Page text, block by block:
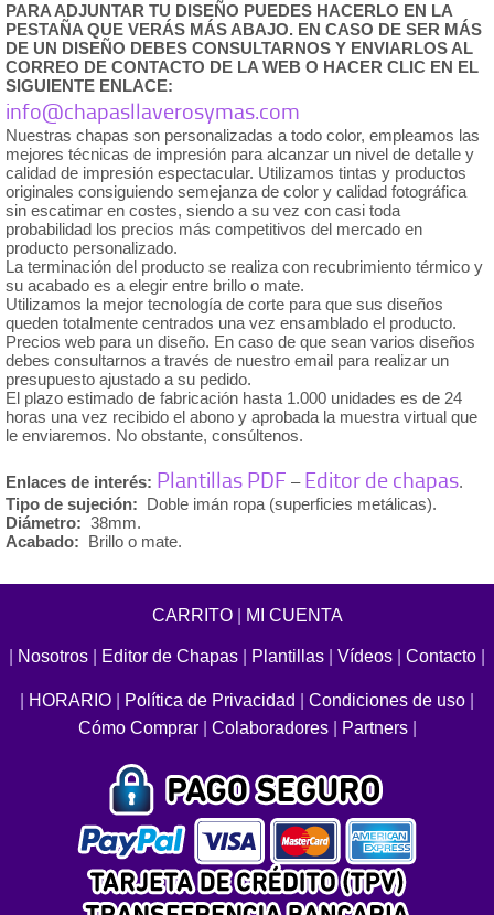
PARA ADJUNTAR TU DISEÑO PUEDES HACERLO EN LA
PESTAÑA QUE VERÁS MÁS ABAJO. EN CASO DE SER MÁS
DE UN DISEÑO DEBES CONSULTARNOS Y ENVIARLOS AL
CORREO DE CONTACTO DE LA WEB O HACER CLIC EN EL
SIGUIENTE ENLACE:
info@chapasllaverosymas.com
Nuestras chapas son personalizadas a todo color, empleamos las
mejores técnicas de impresión para alcanzar un nivel de detalle y
calidad de impresión espectacular. Utilizamos tintas y productos
originales consiguiendo semejanza de color y calidad fotográfica
sin escatimar en costes, siendo a su vez con casi toda
probabilidad los precios más competitivos del mercado en
producto personalizado.
La terminación del producto se realiza con recubrimiento térmico y
su acabado es a elegir entre brillo o mate.
Utilizamos la mejor tecnología de corte para que sus diseños
queden totalmente centrados una vez ensamblado el producto.
Precios web para un diseño. En caso de que sean varios diseños
debes consultarnos a través de nuestro email para realizar un
presupuesto ajustado a su pedido.
El plazo estimado de fabricación hasta 1.000 unidades es de 24
horas una vez recibido el abono y aprobada la muestra virtual que
le enviaremos. No obstante, consúltenos.
Enlaces de interés: Plantillas PDF – Editor de chapas.
Tipo de sujeción: Doble imán ropa (superficies metálicas).
Diámetro: 38mm.
Acabado: Brillo o mate.
CARRITO| MI CUENTA
Nosotros Editor de Chapas Plantillas Vídeos Contacto
HORARIO Política de Privacidad Condiciones de uso
Cómo Comprar
Colaboradores Partners